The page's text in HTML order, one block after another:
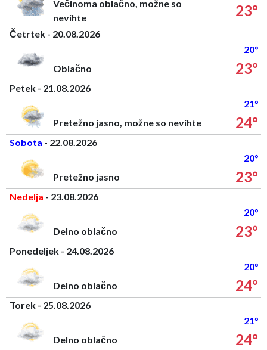
Večinoma oblačno, možne so
nevihte
23°
Četrtek - 20.08.2026
20°
Oblačno
23°
Petek - 21.08.2026
21°
Pretežno jasno, možne so nevihte
24°
Sobota - 22.08.2026
20°
Pretežno jasno
23°
Nedelja - 23.08.2026
20°
Delno oblačno
23°
Ponedeljek - 24.08.2026
20°
Delno oblačno
24°
Torek - 25.08.2026
21°
Delno oblačno
24°